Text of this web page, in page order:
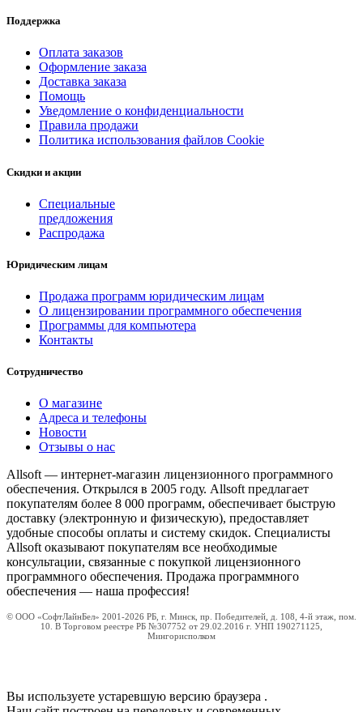
Поддержка
Оплата заказов
Оформление заказа
Доставка заказа
Помощь
Уведомление о конфиденциальности
Правила продажи
Политика использования файлов Cookie
Скидки и акции
Специальные
предложения
Распродажа
Юридическим лицам
Продажа программ юридическим лицам
О лицензировании программного обеспечения
Программы для компьютера
Контакты
Сотрудничество
О магазине
Адреса и телефоны
Новости
Отзывы о нас
Allsoft — интернет-магазин лицензионного программного
обеспечения. Открылся в 2005 году. Allsoft предлагает
покупателям более 8 000 программ, обеспечивает быструю
доставку (электронную и физическую), предоставляет
удобные способы оплаты и систему скидок. Специалисты
Allsoft оказывают покупателям все необходимые
консультации, связанные с покупкой лицензионного
программного обеспечения. Продажа программного
обеспечения — наша профессия!
© ООО «СофтЛайнБел» 2001-2026 РБ, г. Минск, пр. Победителей, д. 108, 4-й этаж, пом.
10. В Торговом реестре РБ №307752 от 29.02.2016 г. УНП 190271125,
Мингорисполком
Вы используете устаревшую версию браузера .